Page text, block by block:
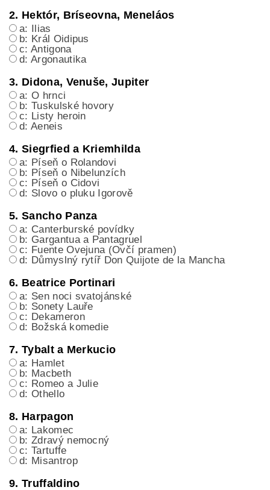
2. Hektór, Bríseovna, Meneláos
a: Ilias
b: Král Oidipus
c: Antigona
d: Argonautika
3. Didona, Venuše, Jupiter
a: O hrnci
b: Tuskulské hovory
c: Listy heroin
d: Aeneis
4. Siegrfied a Kriemhilda
a: Píseň o Rolandovi
b: Píseň o Nibelunzích
c: Píseň o Cidovi
d: Slovo o pluku Igorově
5. Sancho Panza
a: Canterburské povídky
b: Gargantua a Pantagruel
c: Fuente Ovejuna (Ovčí pramen)
d: Důmyslný rytíř Don Quijote de la Mancha
6. Beatrice Portinari
a: Sen noci svatojánské
b: Sonety Lauře
c: Dekameron
d: Božská komedie
7. Tybalt a Merkucio
a: Hamlet
b: Macbeth
c: Romeo a Julie
d: Othello
8. Harpagon
a: Lakomec
b: Zdravý nemocný
c: Tartuffe
d: Misantrop
9. Truffaldino